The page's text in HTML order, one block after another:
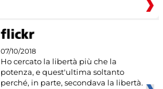
07/10/2018
Ho cercato la libertà più che la
potenza, e quest'ultima soltanto
perché, in parte, secondava la libertà.